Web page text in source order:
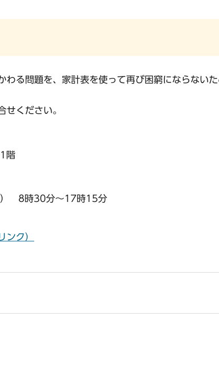
る問題を、家計表を使って再び困窮にならない
せください。
階
） 8時30分～17時15分
ンク）